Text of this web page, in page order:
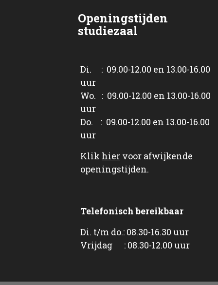
Openingstijden
studiezaal
Di. : 09.00-12.00 en 13.00-16.00
uur
Wo. : 09.00-12.00 en 13.00-16.00
uur
Do. : 09.00-12.00 en 13.00-16.00
uur
Klik hier voor afwijkende
openingstijden.
Telefonisch bereikbaar
Di. t/m do.: 08.30-16.30 uur
Vrijdag : 08.30-12.00 uur